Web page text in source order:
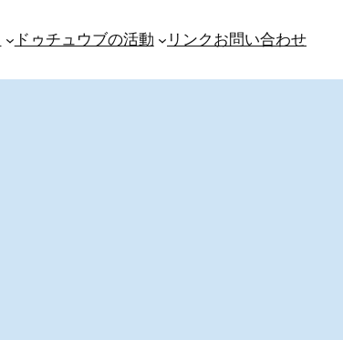
ドゥチュウブの活動 リンク お問い合わせ